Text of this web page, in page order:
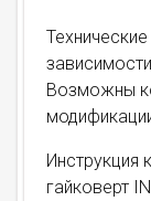
Возможны
Инструкция
гайковерт